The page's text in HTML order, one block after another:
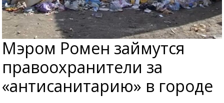
Мэром Ромен займутся
правоохранители за
«антисанитарию» в городе